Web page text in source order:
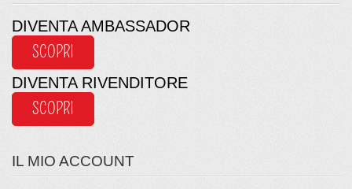
DIVENTA AMBASSADOR
SCOPRI
DIVENTA RIVENDITORE
SCOPRI
IL MIO ACCOUNT